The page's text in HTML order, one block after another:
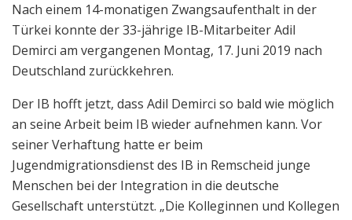
Nach einem 14-monatigen Zwangsaufenthalt in der
Türkei konnte der 33-jährige IB-Mitarbeiter Adil
Demirci am vergangenen Montag, 17. Juni 2019 nach
Deutschland zurückkehren.
Der IB hofft jetzt, dass Adil Demirci so bald wie möglich
an seine Arbeit beim IB wieder aufnehmen kann. Vor
seiner Verhaftung hatte er beim
Jugendmigrationsdienst des IB in Remscheid junge
Menschen bei der Integration in die deutsche
Gesellschaft unterstützt. „Die Kolleginnen und Kollegen